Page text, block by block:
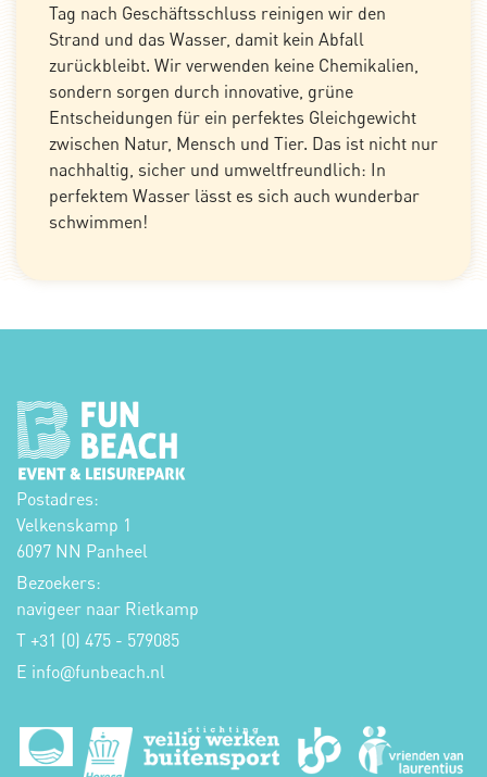
Tag nach Geschäftsschluss reinigen wir den
Strand und das Wasser, damit kein Abfall
zurückbleibt. Wir verwenden keine Chemikalien,
sondern sorgen durch innovative, grüne
Entscheidungen für ein perfektes Gleichgewicht
zwischen Natur, Mensch und Tier. Das ist nicht nur
nachhaltig, sicher und umweltfreundlich: In
perfektem Wasser lässt es sich auch wunderbar
schwimmen!
Postadres:
Velkenskamp 1
6097 NN Panheel
Bezoekers:
navigeer naar Rietkamp
T +31 (0) 475 - 579085
E info@funbeach.nl